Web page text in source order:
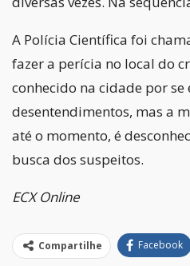
A Polícia Científica foi
fazer a perícia no local do
conhecido na cidade por se
desentendimentos, mas a
até o momento, é
busca dos suspeitos.
ECX Online
Compartilhe Facebook